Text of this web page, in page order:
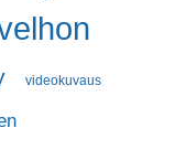
videokuvaus